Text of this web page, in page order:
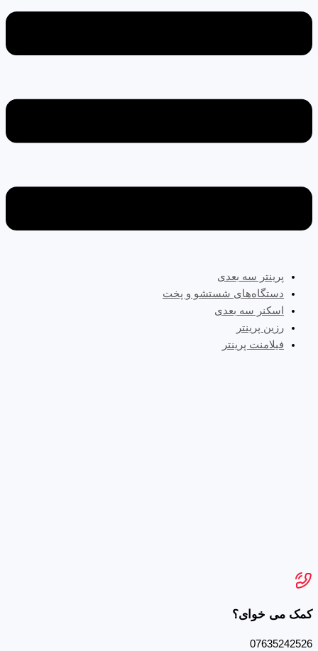
پرینتر سه‌ بعدی
دستگاه‌های شستشو و پخت
اسکنر سه بعدی
رزین پرینتر
فیلامنت پرینتر
کمک می خوای؟
07635242526